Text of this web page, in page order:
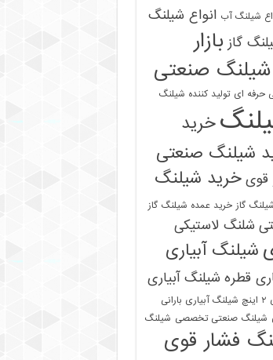
شیلنگ آب انواع شیلنگ
گاز بازار
صنعتی
حرفه ای تولید کننده شیلنگ
خرید
شیلنگ صنعتی
قوی خرید شیلنگ
گاز خرید عمده شیلنگ گاز
شلنگ لاستیکی
شیلنگ آبیاری
قطره شیلنگ آبیاری
شیلنگ صنعتی تخصصی شیلنگ
فشار قوی